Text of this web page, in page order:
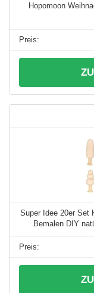
Hopomoon
Super Idee 20er Set
Bemalen DIY